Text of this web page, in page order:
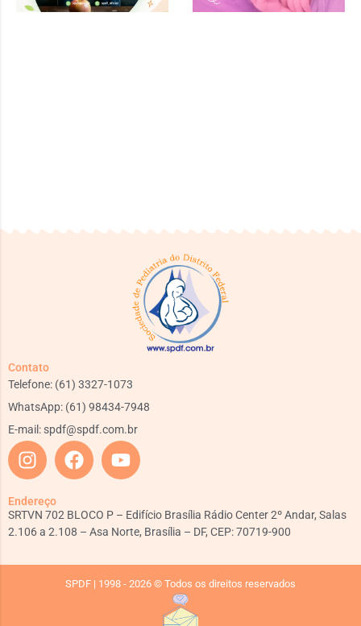
Contato
Telefone: (61) 3327-1073
WhatsApp: (61) 98434-7948
E-mail: spdf@spdf.com.br
Endereço
SRTVN 702 BLOCO P – Edifício Brasília Rádio Center 2º Andar, Salas
2.106 a 2.108 – Asa Norte, Brasília – DF, CEP: 70719-900
SPDF | 1998 - 2026 © Todos os direitos reservados